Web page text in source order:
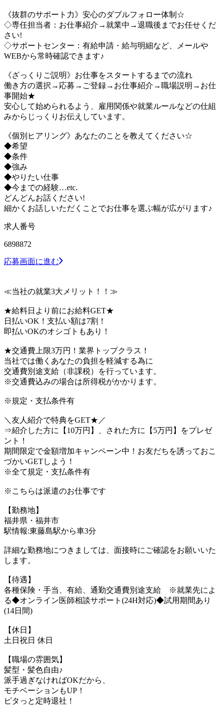
《抜群のサポート力》安心のダブルフォロー体制☆
◇専任担当者：お仕事紹介→就業中→退職後までお任せくだ
さい!
◇サポートセンター：有給申請・給与明細など、メールや
WEBから常時確認できます♪
《ざっくりご説明》お仕事をスタートするまでの流れ
働き方の選択→応募→ご登録→お仕事紹介→職場説明→お仕
事開始★
安心して始められるよう、雇用関係や就業ルールなどの仕組
みからじっくりお伝えしています。
《個別ヒアリング》あなたのことを教えてください☆
◆希望
◆条件
◆強み
◆やりたい仕事
◆今までの経験…etc.
どんどんお話ください!
細かくお話しいただくことでお仕事を選ぶ幅が広がります♪
求人番号
6898872
応募画面に進む
≪当社の就業3大メリット！！≫
★給料日より前にお給料GET★
日払いOK！支払い額は7割！
即払いOKのオシゴトもあり！
★交通費上限3万円！業界トップクラス！
当社では働くあなたの負担を軽減する為に
交通費別途支給（非課税）を行っています。
※交通費込みの場合は所得税がかかります。
※規定・支払条件有
＼友人紹介で特典をGET★／
⇒紹介した方に【10万円】、された方に【5万円】をプレゼ
ント！
期間限定で金額増加キャンペーン中！お友だちを誘っておこ
づかいGETしよう！
※全て規定・支払条件有
※こちらは派遣のお仕事です
【勤務地】
福井県・福井市
駅情報:東藤島駅から車3分
詳細な勤務地につきましては、面接時にご確認をお願いいた
します。
【待遇】
各種保険・手当、有給、通勤交通費別途支給 ※就業先によ
る◆オンライン医師相談サポート(24H対応)◆試用期間あり
(14日間)
【休日】
土日祝日 休日
【職場の雰囲気】
髪型・髪色自由♪
派手過ぎなければOKだから、
モチベーションもUP！
ピタっと定時退社！